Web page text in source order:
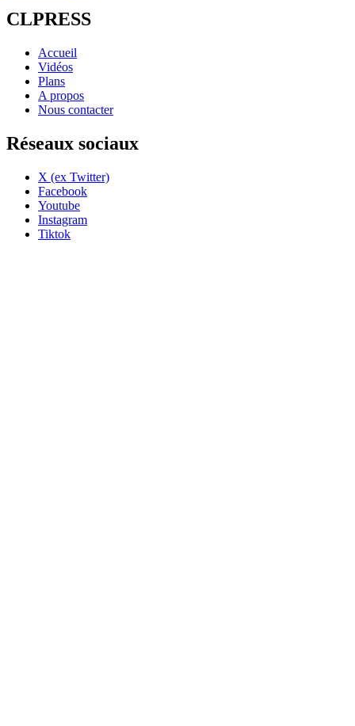
CLPRESS
Accueil
Vidéos
Plans
A propos
Nous contacter
Réseaux sociaux
X (ex Twitter)
Facebook
Youtube
Instagram
Tiktok